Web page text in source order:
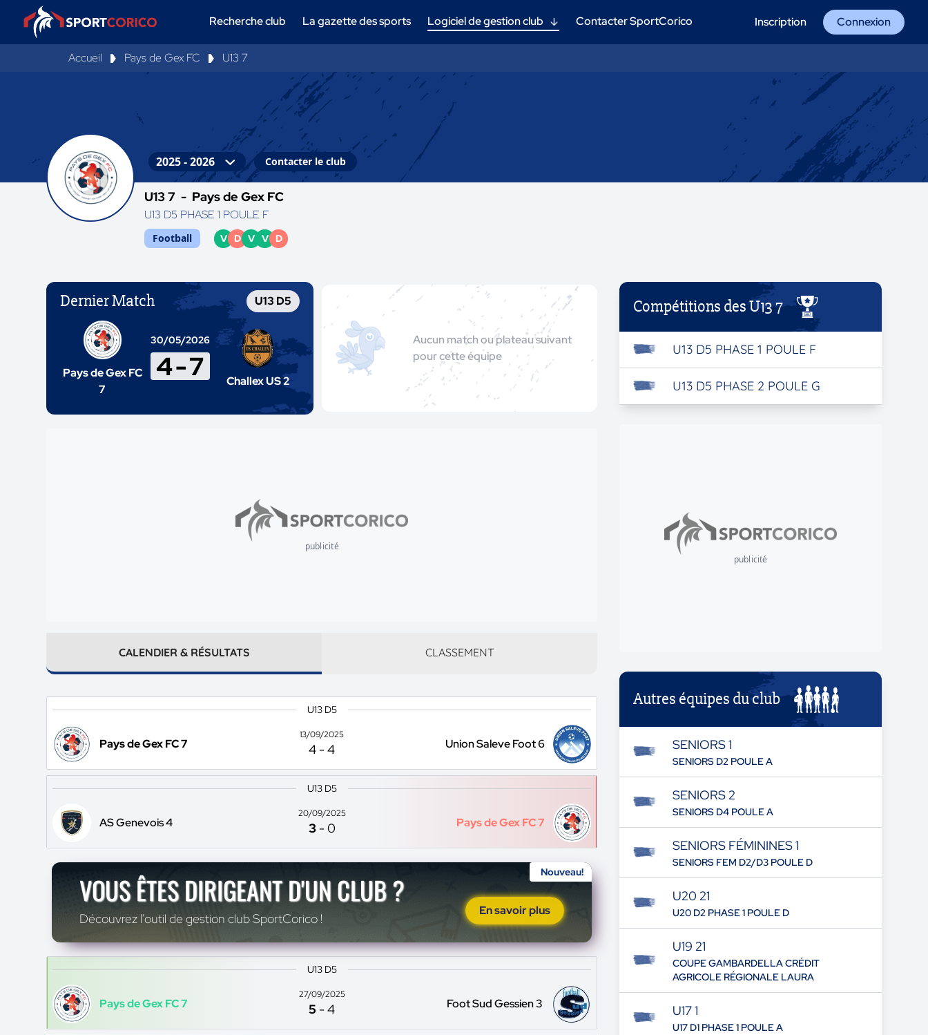
Recherche club La gazette des sports Logiciel de gestion club Contacter SportCorico Inscription Connexion
Accueil Pays de Gex FC U13 7
Contacter le club
U13 7 - Pays de Gex FC
U13 D5 PHASE 1 POULE F
Football V D V V D
Dernier Match U13 D5
Pays de Gex FC
7
30/05/2026
4-7 Challex US 2
Aucun match ou plateau suivant
pour cette équipe
publicité
CALENDIER & RÉSULTATS CLASSEMENT
U13 D5
Pays de Gex FC 7
13/09/2025
4 -4 Union Saleve Foot 6
U13 D5
AS Genevois 4
20/09/2025
3 -0 Pays de Gex FC 7
Nouveau!
VOUS ÊTES DIRIGEANT D'UN CLUB ?
Découvrez l'outil de gestion club SportCorico !
En savoir plus
U13 D5
Pays de Gex FC 7
27/09/2025
5 -4 Foot Sud Gessien 3
Compétitions des U13 7
U13 D5 PHASE 1 POULE F
U13 D5 PHASE 2 POULE G
publicité
Autres équipes du club
SENIORS 1
SENIORS D2 POULE A
SENIORS 2
SENIORS D4 POULE A
SENIORS FÉMININES 1
SENIORS FEM D2/D3 POULE D
U20 21
U20 D2 PHASE 1 POULE D
U19 21
COUPE GAMBARDELLA CRÉDIT
AGRICOLE RÉGIONALE LAURA
U17 1
U17 D1 PHASE 1 POULE A